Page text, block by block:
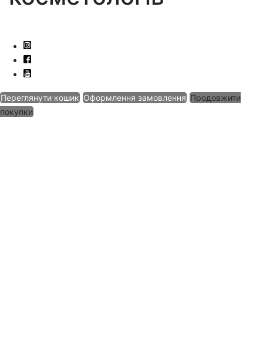
Переглянути кошик Оформлення замовлення Продовжити
покупки